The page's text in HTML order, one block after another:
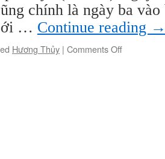
chính là ngày ba
… Continue reading
Hương Thủy | Comments Offon